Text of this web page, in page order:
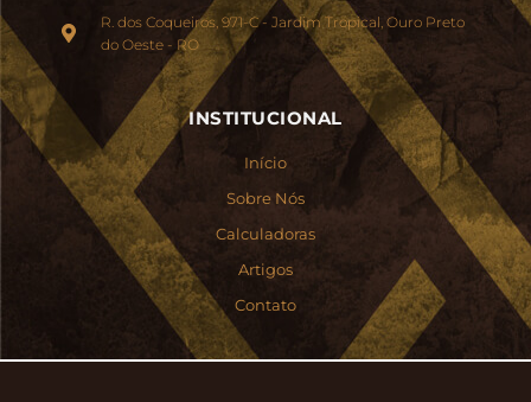
R. dos Coqueiros, 971-C - Jardim Tropical, Ouro Preto
do Oeste - RO
INSTITUCIONAL
Início
Sobre Nós
Calculadoras
Artigos
Contato